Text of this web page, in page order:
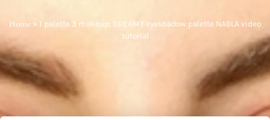
Home » 1 palette 3 makeup: DREAMY eyeshadow palette NABLA video
tutorial